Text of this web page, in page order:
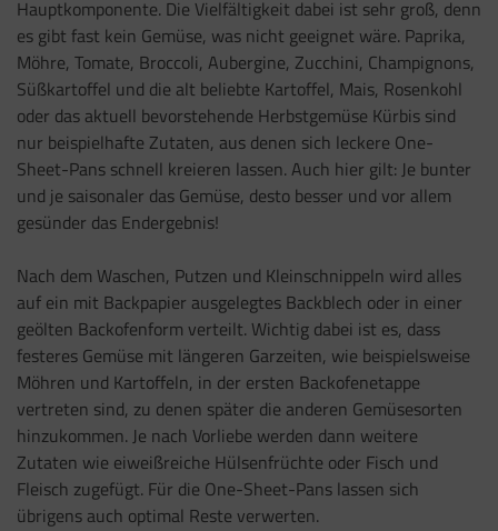
Hauptkomponente. Die Vielfältigkeit dabei ist sehr groß, denn
es gibt fast kein Gemüse, was nicht geeignet wäre. Paprika,
Möhre, Tomate, Broccoli, Aubergine, Zucchini, Champignons,
Süßkartoffel und die alt beliebte Kartoffel, Mais, Rosenkohl
oder das aktuell bevorstehende Herbstgemüse Kürbis sind
nur beispielhafte Zutaten, aus denen sich leckere One-
Sheet-Pans schnell kreieren lassen. Auch hier gilt: Je bunter
und je saisonaler das Gemüse, desto besser und vor allem
gesünder das Endergebnis!
Nach dem Waschen, Putzen und Kleinschnippeln wird alles
auf ein mit Backpapier ausgelegtes Backblech oder in einer
geölten Backofenform verteilt. Wichtig dabei ist es, dass
festeres Gemüse mit längeren Garzeiten, wie beispielsweise
Möhren und Kartoffeln, in der ersten Backofenetappe
vertreten sind, zu denen später die anderen Gemüsesorten
hinzukommen. Je nach Vorliebe werden dann weitere
Zutaten wie eiweißreiche Hülsenfrüchte oder Fisch und
Fleisch zugefügt. Für die One-Sheet-Pans lassen sich
übrigens auch optimal Reste verwerten.